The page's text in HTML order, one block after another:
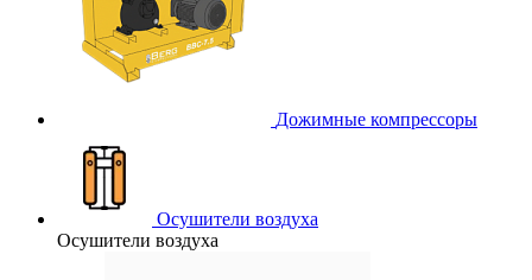
Дожимные компрессоры
Осушители воздуха
Осушители воздуха